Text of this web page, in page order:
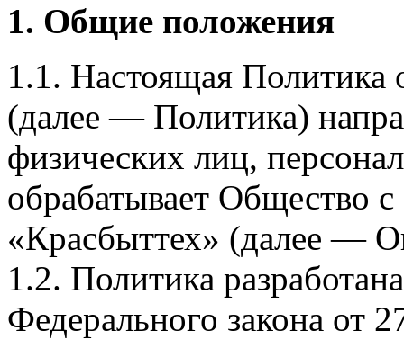
1. Общие положения
1.1. Настоящая Политика
(далее — Политика)
физических лиц,
обрабатывает Общество
«Красбыттех» (далее —
1.2. Политика
Федерального закона